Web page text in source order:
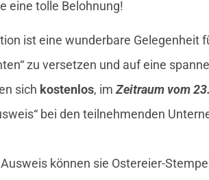
eine tolle Belohnung!
ist eine wunderbare Gelegenheit
zu versetzen und auf eine
sich kostenlos, imZeitraum vom
bei den teilnehmenden
können sie Ostereier-